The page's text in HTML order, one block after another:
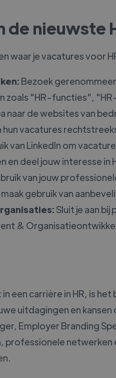
de nieuwste
waar je vacatures voor
Bezoek
zoals "HR-functies",
naar de websites van
vacatures
van LinkedIn om
deel jouw interesse in
van jouw
gebruik van
Sluit je aan
&
een carrière in HR, is
uitdagingen en
Employer Branding
professionele netwerken